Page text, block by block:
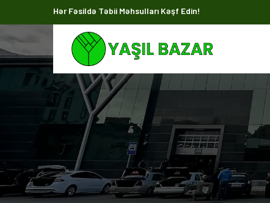
Hər Fəsildə Təbii Məhsulları Kəşf Edin!